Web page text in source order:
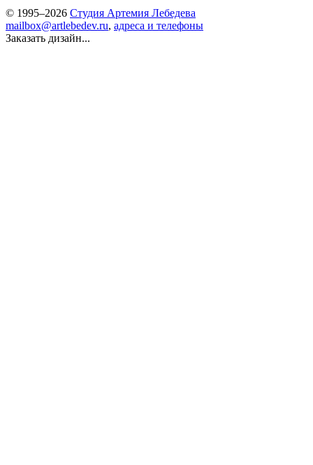
© 1995–2026 Студия Артемия Лебедева
mailbox@artlebedev.ru, адреса и телефоны
Заказать дизайн...